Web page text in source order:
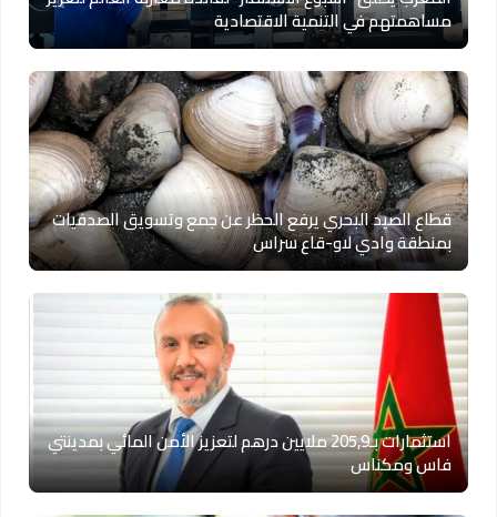
مساهمتهم في التنمية الاقتصادية
قطاع الصيد البحري يرفع الحظر عن جمع وتسويق الصدفيات
بمنطقة وادي لاو-قاع سراس
استثمارات بـ205,9 ملايين درهم لتعزيز الأمن المائي بمدينتي
فاس ومكناس